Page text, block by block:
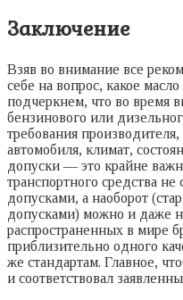
Заключение
Взяв во внимание все
себе на вопрос, какое
подчеркнем, что во время
бензинового или
требования
автомобиля, климат,
допуски — это крайне
транспортного средства
допусками, а наоборот
допусками) можно и даже
распространенных в мире
приблизительно одного
же стандартам. Главное,
и соответствовал